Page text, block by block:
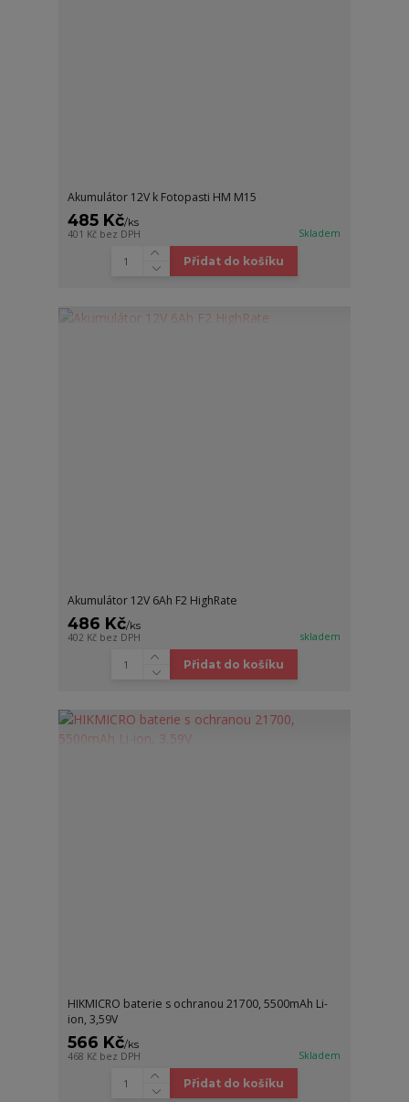
Akumulátor 12V k Fotopasti HM M15
485 Kč/ks
401 Kč bez DPH Skladem
Přidat do košíku
Akumulátor 12V 6Ah F2 HighRate
486 Kč/ks
402 Kč bez DPH skladem
Přidat do košíku
HIKMICRO baterie s ochranou 21700, 5500mAh Li-
ion, 3,59V
566 Kč/ks
468 Kč bez DPH Skladem
Přidat do košíku